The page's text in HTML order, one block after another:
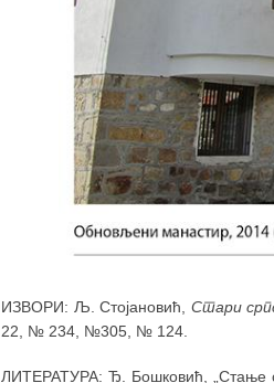
ИЗВОРИ: Љ. Стојановић, Стари
22, № 234, №305, № 124.
ЛИТЕРАТУРА: Ђ. Бошковић, „Стање